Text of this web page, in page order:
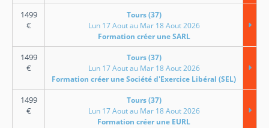
1499
€
Tours (37)
Lun 17 Aout au Mar 18 Aout 2026
Formation créer une SARL
1499
€
Tours (37)
Lun 17 Aout au Mar 18 Aout 2026
Formation créer une Société d'Exercice Libéral (SEL)
1499
€
Tours (37)
Lun 17 Aout au Mar 18 Aout 2026
Formation créer une EURL